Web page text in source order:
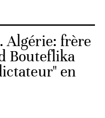
Algérie: frère
Bouteflika
en